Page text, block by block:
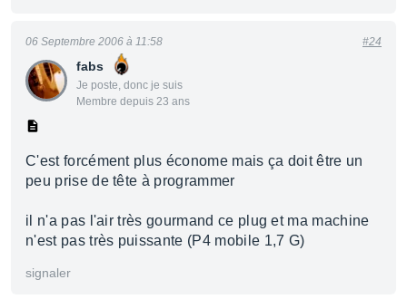
fabs
Je poste, donc je suis
Membre depuis 23 ans
06 Septembre 2006 à 11:58 #24
C'est forcément plus économe mais ça doit être un
peu prise de tête à programmer
il n'a pas l'air très gourmand ce plug et ma machine
n'est pas très puissante (P4 mobile 1,7 G)
signaler